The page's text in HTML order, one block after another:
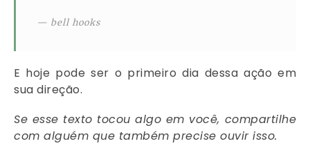
— bell hooks
E hoje pode ser o primeiro dia dessa ação em
sua direção.
Se esse texto tocou algo em você, compartilhe
com alguém que também precise ouvir isso.